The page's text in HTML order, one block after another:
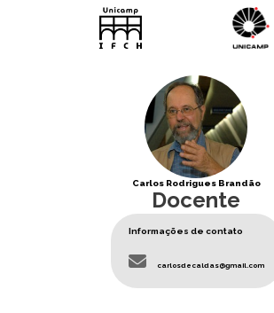
Pular para o conteúdo principal
Carlos Rodrigues Brandão
Docente
Informações de contato
carlosdecaldas@gmail.com